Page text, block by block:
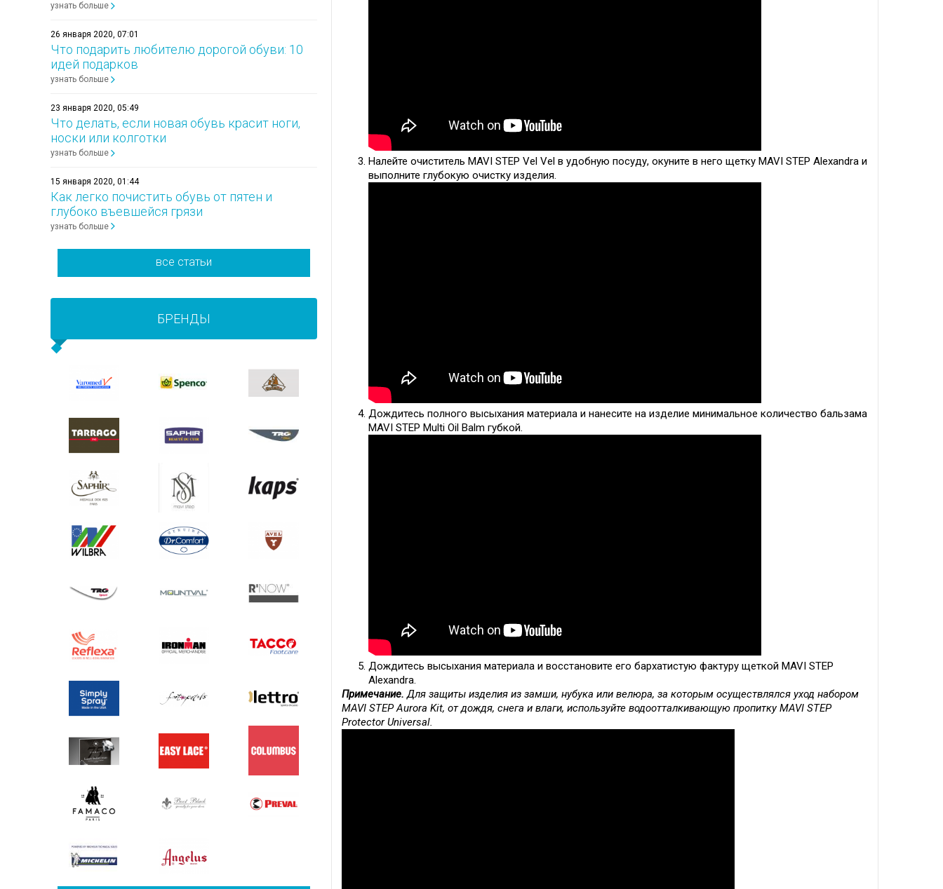
Налейте очиститель MAVI STEP Vel Vel в удобную посуду, окуните в него щетку MAVI STEP Alexandra и
выполните глубокую очистку изделия.
Дождитесь полного высыхания материала и нанесите на изделие минимальное количество бальзама
MAVI STEP Multi Oil Balm губкой.
Дождитесь высыхания материала и восстановите его бархатистую фактуру щеткой MAVI STEP
Alexandra.
Примечание. Для защиты изделия из замши, нубука или велюра, за которым осуществлялся уход набором
MAVI STEP Aurora Kit, от дождя, снега и влаги, используйте водоотталкивающую пропитку MAVI STEP
Protector Universal.
узнать больше
26 января 2020, 07:01
Что подарить любителю дорогой обуви: 10
идей подарков
узнать больше
23 января 2020, 05:49
Что делать, если новая обувь красит ноги,
носки или колготки
узнать больше
15 января 2020, 01:44
Как легко почистить обувь от пятен и
глубоко въевшейся грязи
узнать больше
все статьи
БРЕНДЫ